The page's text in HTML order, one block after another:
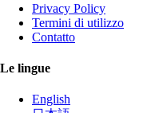
Privacy Policy
Termini di utilizzo
Contatto
Le lingue
English